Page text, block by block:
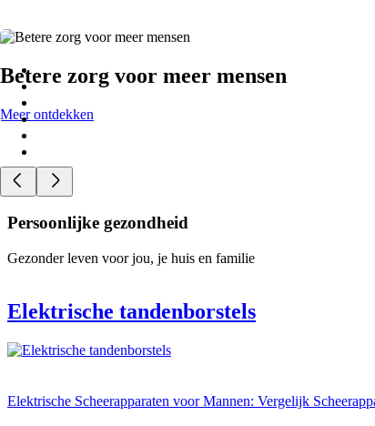
Betere zorg voor meer mensen
Meer ontdekken
Persoonlijke gezondheid
Gezonder leven voor jou, je huis en familie
Elektrische tandenborstels
Elektrische Scheerapparaten voor Mannen: Vergelijk